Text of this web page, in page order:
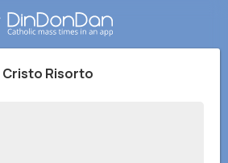
Cristo Risorto